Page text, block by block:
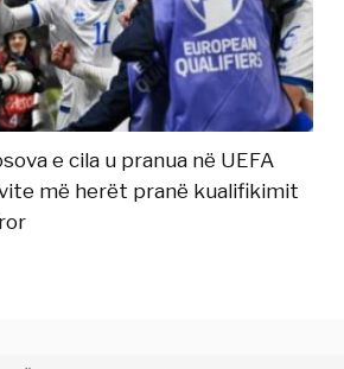
e cila u pranua në UEFA
më herët pranë kualifikimit